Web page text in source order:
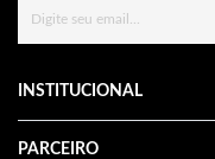
INSTITUCIONAL
PARCEIRO